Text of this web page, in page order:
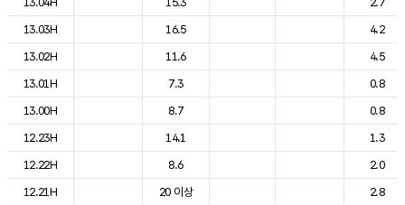
13.03H
16.5
4.2
13.02H
11.6
4.5
13.01H
7.3
0.8
13.00H
8.7
0.8
12.23H
14.1
1.3
12.22H
8.6
2.0
12.21H
20 이상
2.8